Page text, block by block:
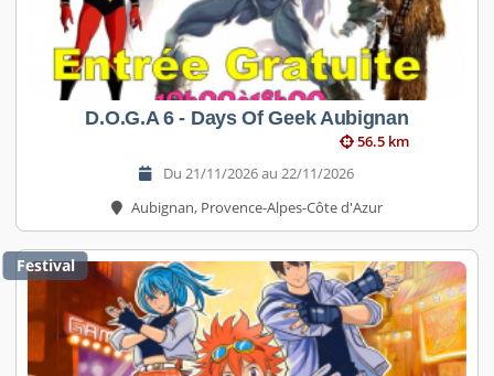
D.O.G.A 6 - Days Of Geek Aubignan
56.5 km
Du 21/11/2026 au 22/11/2026
Aubignan, Provence-Alpes-Côte d'Azur
Festival